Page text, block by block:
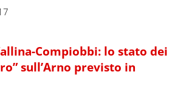
Compiobbi: lo stato dei
sull’Arno previsto in